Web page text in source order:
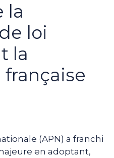
la
loi
la
(APN) a franchi
en adoptant,